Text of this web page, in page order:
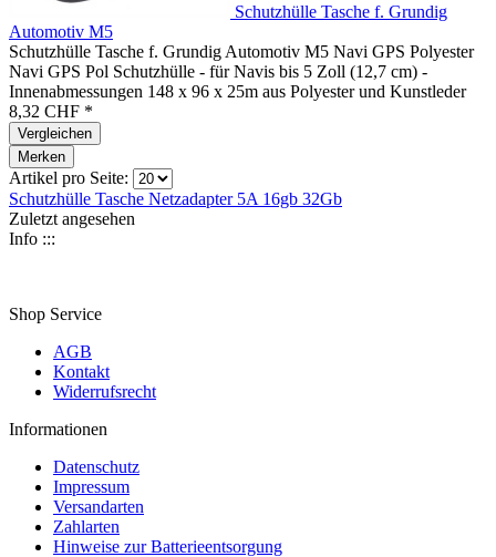
Schutzhülle Tasche f. Grundig
Automotiv M5
Schutzhülle Tasche f. Grundig Automotiv M5 Navi GPS Polyester
Navi GPS Pol Schutzhülle - für Navis bis 5 Zoll (12,7 cm) -
Innenabmessungen 148 x 96 x 25m aus Polyester und Kunstleder
8,32 CHF *
Vergleichen
Merken
Artikel pro Seite:
Schutzhülle Tasche Netzadapter 5A 16gb 32Gb
Zuletzt angesehen
Info :::
Shop Service
AGB
Kontakt
Widerrufsrecht
Informationen
Datenschutz
Impressum
Versandarten
Zahlarten
Hinweise zur Batterieentsorgung